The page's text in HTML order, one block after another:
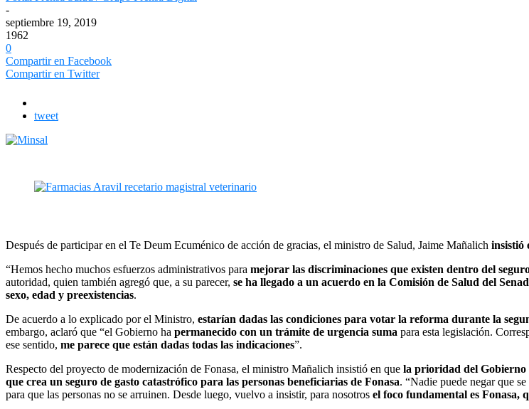
-
septiembre 19, 2019
1962
0
Compartir en Facebook
Compartir en Twitter
tweet
Después de participar en el Te Deum Ecuménico de acción de gracias, el ministro de Salud, Jaime Mañalich insistió
“Hemos hecho muchos esfuerzos administrativos para mejorar las discriminaciones que existen dentro del
autoridad, quien también agregó que, a su parecer, se ha llegado a un acuerdo en la Comisión de Salud del
sexo, edad y preexistencias.
De acuerdo a lo explicado por el Ministro, estarían dadas las condiciones para votar la reforma durante la
embargo, aclaró que “el Gobierno ha permanecido con un trámite de urgencia suma para esta legislación.
ese sentido, me parece que están dadas todas las indicaciones”.
Respecto del proyecto de modernización de Fonasa, el ministro Mañalich insistió en que la prioridad del Gobierno
que crea un seguro de gasto catastrófico para las personas beneficiarias de Fonasa. “Nadie puede negar que
para que las personas no se arruinen. Desde luego, vuelvo a insistir, para nosotros el foco fundamental es Fonasa,